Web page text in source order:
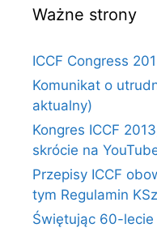
Ważne strony
ICCF Congress
Komunikat o
aktualny)
Kongres ICCF
skrócie na
Przepisy ICCF
tym Regulamin
Świętując 60-lecie